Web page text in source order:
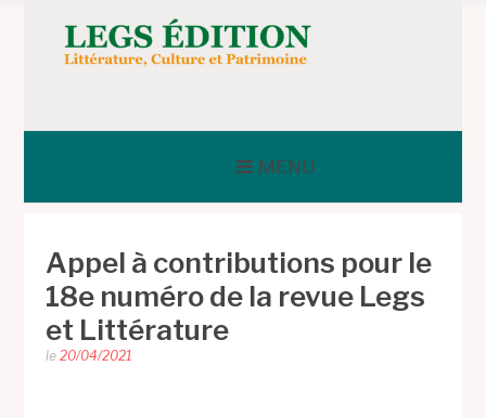
contenuLEGS ÉDITION
MENU
Appel à contributions pour le
18e numéro de la revue Legs
et Littérature
le20/04/2021